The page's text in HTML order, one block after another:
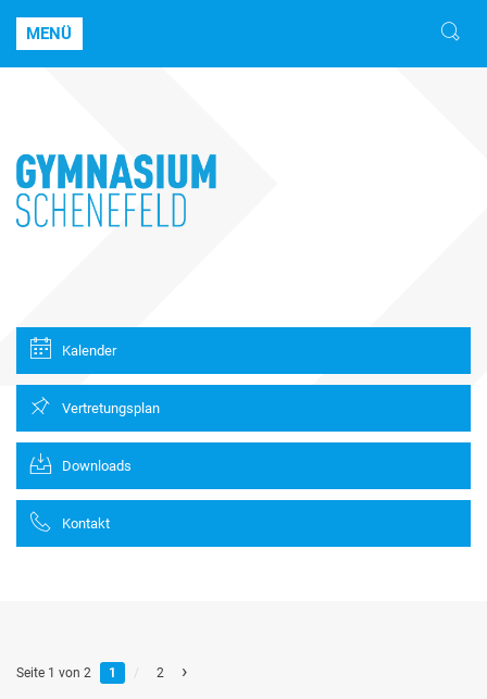
MENÜ
Kalender
Vertretungsplan
Downloads
Kontakt
Seite 1 von 2 1 / 2 ›